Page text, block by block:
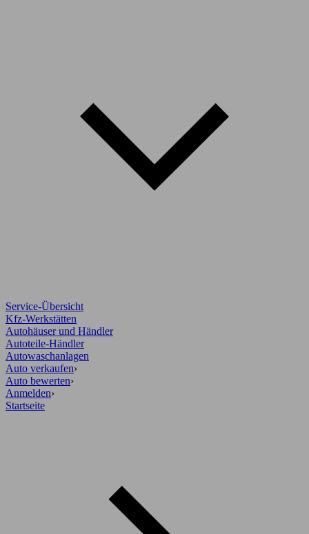
Service-Übersicht
Kfz-Werkstätten
Autohäuser und Händler
Autoteile-Händler
Autowaschanlagen
Auto verkaufen›
Auto bewerten›
Anmelden›
Startseite